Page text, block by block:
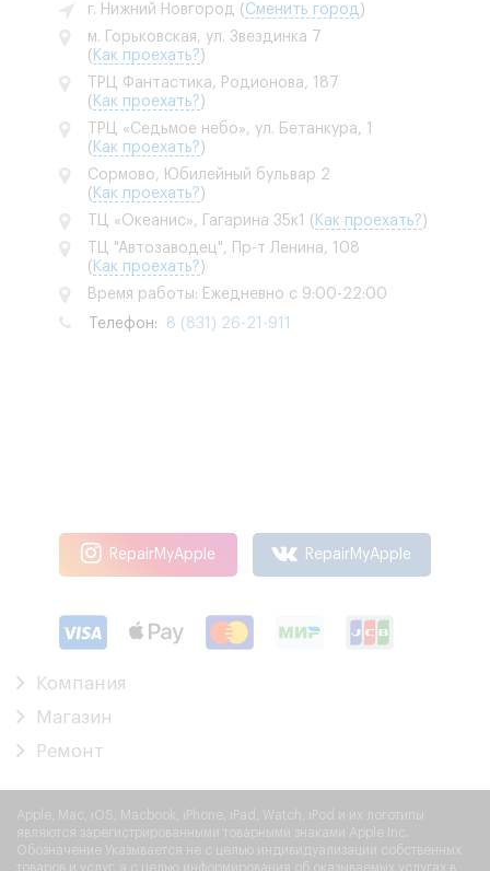
г. Нижний Новгород ( Сменить город )
м. Горьковская, ул. Звездинка 7
( Как проехать? )
ТРЦ Фантастика, Родионова, 187
( Как проехать? )
ТРЦ «Седьмое небо», ул. Бетанкура, 1
( Как проехать? )
Сормово, Юбилейный бульвар 2
( Как проехать? )
ТЦ «Океанис», Гагарина 35к1
( Как проехать? )
ТЦ "Автозаводец", Пр-т Ленина, 108
( Как проехать? )
Время работы: Ежедневно с 9:00-22:00
Телефон: 8 (831) 26-21-911
RepairMyApple RepairMyApple
Компания
Магазин
Ремонт
Apple, Mac, iOS, Macbook, iPhone, iPad, Watch, iPod и их логотипы
являются зарегистрированными товарными знаками Apple Inc.
Обозначение Указывается не с целью индивидуализации собственных
товаров и услуг, а с целью информирования об оказываемых услугах в